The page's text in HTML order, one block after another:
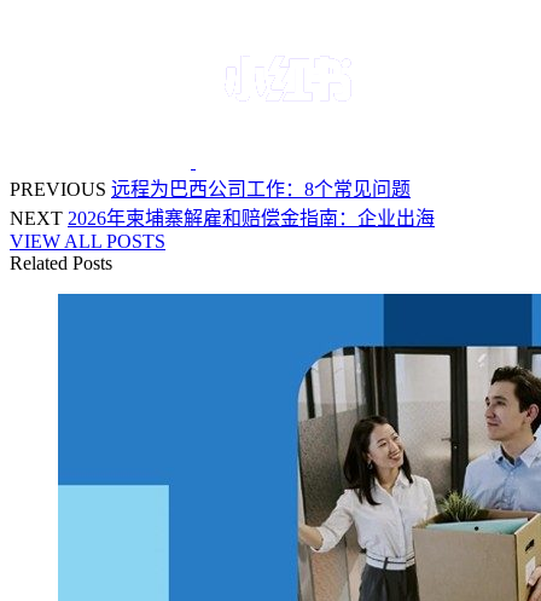
PREVIOUS 远程为巴西公司工作：8个常见问题
NEXT 2026年柬埔寨解雇和赔偿金指南：企业出海
VIEW ALL POSTS
Related Posts